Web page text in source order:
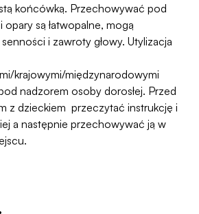
końcówką. Przechowywać pod
są łatwopalne, mogą
i zawroty głowy. Utylizacja
krajowymi/międzynarodowymi
nadzorem osoby dorosłej. Przed
z dzieckiem przeczytać instrukcję i
a następnie przechowywać ją w